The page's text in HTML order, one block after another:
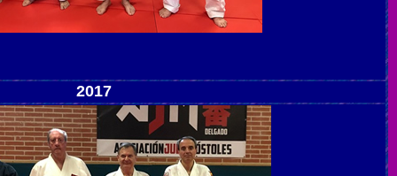
2017